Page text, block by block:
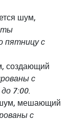
шум,
пятницу с
создающий
с
7:00.
мешающий
с